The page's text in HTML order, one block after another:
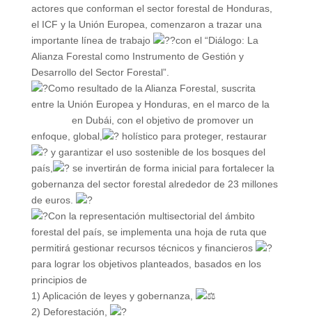
actores que conforman el sector forestal de Honduras,
el ICF y la Unión Europea, comenzaron a trazar una
importante línea de trabajo
con el “Diálogo: La
Alianza Forestal como Instrumento de Gestión y
Desarrollo del Sector Forestal”.
Como resultado de la Alianza Forestal, suscrita
entre la Unión Europea y Honduras, en el marco de la
en Dubái, con el objetivo de promover un
enfoque, global,
holístico para proteger, restaurar
y garantizar el uso sostenible de los bosques del
país,
se invertirán de forma inicial para fortalecer la
gobernanza del sector forestal alrededor de 23 millones
de euros.
Con la representación multisectorial del ámbito
forestal del país, se implementa una hoja de ruta que
permitirá gestionar recursos técnicos y financieros
para lograr los objetivos planteados, basados en los
principios de
1) Aplicación de leyes y gobernanza,
2) Deforestación,